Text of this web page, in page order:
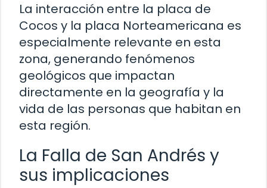
La interacción entre la placa de
Cocos y la placa Norteamericana es
especialmente relevante en esta
zona, generando fenómenos
geológicos que impactan
directamente en la geografía y la
vida de las personas que habitan en
esta región.
La Falla de San Andrés y
sus implicaciones